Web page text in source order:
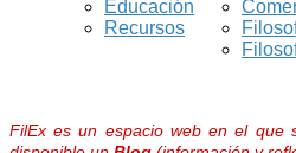
Educación
Recursos
FilEx es un espacio web en el que